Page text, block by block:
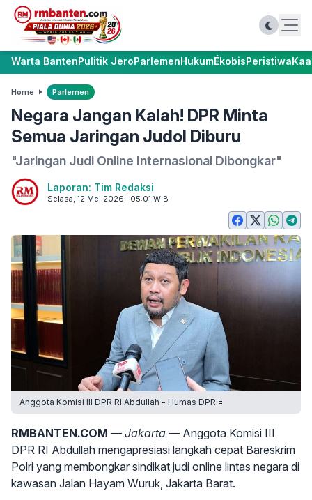
Warta BantenPulitik JeroParlemenHukumÉkobisPeristiwa
Home Parlemen
Negara Jangan Kalah! DPR Minta
Semua Jaringan Judol Diburu
"Jaringan Judi Online Internasional Dibongkar"
Laporan: Tim Redaksi
Selasa, 12 Mei 2026 | 05:01 WIB
Anggota Komisi III DPR RI Abdullah - Humas DPR =
RMBANTEN.COM — Jakarta — Anggota Komisi III
DPR RI Abdullah mengapresiasi langkah cepat Bareskrim
Polri yang membongkar sindikat judi online lintas negara di
kawasan Jalan Hayam Wuruk, Jakarta Barat.